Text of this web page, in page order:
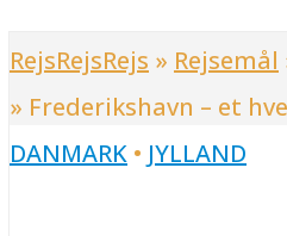
RejsRejsRejs » Rejsemål
» Frederikshavn – et
DANMARK • JYLLAND